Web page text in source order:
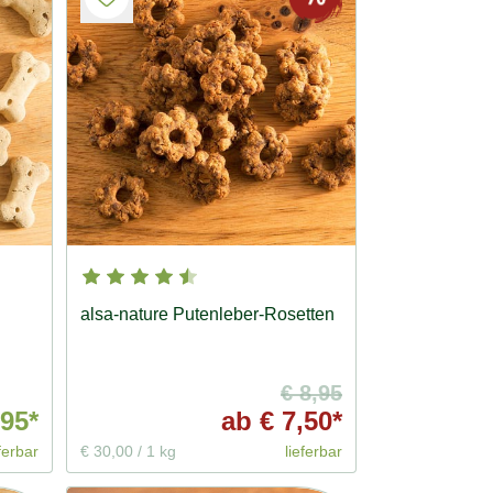
alsa-nature Putenleber-Rosetten
€ 8,95
ab € 7,50*
€ 30,00 / 1 kg lieferbar